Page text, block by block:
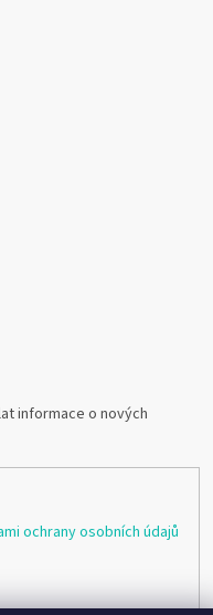
informace o nových
ochrany osobních údajů